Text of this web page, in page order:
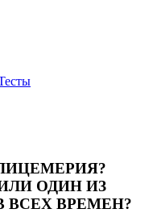
ОДИН ИЗ
ВРЕМЕН?